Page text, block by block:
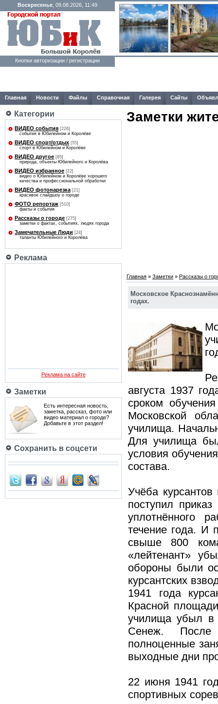
Воскресенье , 09.08.2026, 11:49
Кнопки авторизации / регистрации
Главная Новости Файлы Справочная Галерея Сайты
Категории
ВИДЕО события [226]
события в Юбилейном и Королёве
ВИДЕО спорт/отдых [55]
спорт в Юбилейном и Королёве
ВИДЕО другое [85]
природа, объекты Юбилейного и Королёва
ВИДЕО избранное [22]
видео о Юбилейном и Королёве хорошего
качества и профессиональной обработки
ВИДЕО фотонарезка [21]
красивое слайдшоу о городе
ФОТО репортаж [510]
факты и события
Рассказы о городе [275]
заметки о фактах, событиях, людях города
Замечательные Люди [24]
таланты Юбилейного и Королёва
Реклама
Реклама на сайте
Заметки
Есть интересная новость,
заметка, рассказ, фото или
видео материал о городе?
Добавьте в этот раздел!
Сохранить в соцсети
Заметки
Главная » Заметки » Рассказы о
Московское
годах.
августа 1937
сроком
Московской
училища.
Для училища
условия
состава.
Учёба
поступил
уплотнённого
течение года. И
свыше 800
«лейтенант»
обороны были
курсантских
1941 года
Красной
училища убыл в
Сенеж. После
полноценные
выходные дни
22 июня 1941
спортивных